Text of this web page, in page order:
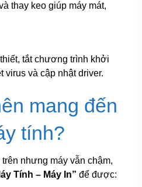
thay keo giúp máy mát,
tắt chương trình khởi
virus và cập nhật driver.
mang đến
tính?
nhưng máy vẫn chậm,
Tính – Máy In” để được: